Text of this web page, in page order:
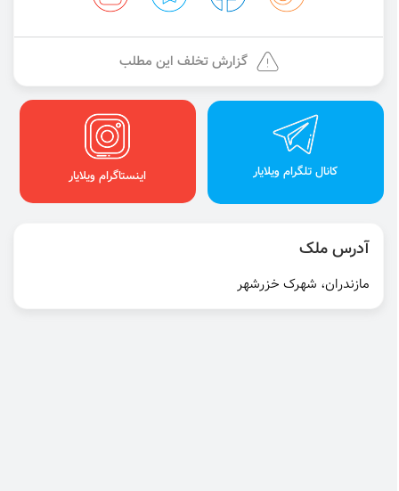
گزارش تخلف این مطلب
کانال تلگرام ویلایار اینستاگرام ویلایار
آدرس ملک
مازندران، شهرک خزرشهر